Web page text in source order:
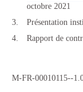
octobre 2021
Présentation
Rapport de
M-FR-00010115--